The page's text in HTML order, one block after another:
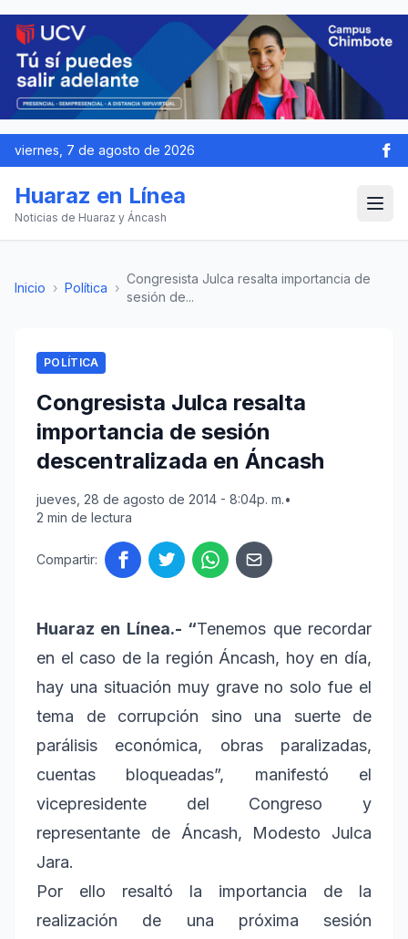
viernes, 7 de agosto de 2026
Huaraz en Línea
Noticias de Huaraz y Áncash
Inicio › Política ›
Congresista Julca resalta importancia de
sesión de...
POLÍTICA
Congresista Julca resalta
importancia de sesión
descentralizada en Áncash
jueves, 28 de agosto de 2014 - 8:04p. m.•
2 min de lectura
Compartir:
Huaraz en Línea.- “Tenemos que recordar
en el caso de la región Áncash, hoy en día,
hay una situación muy grave no solo fue el
tema de corrupción sino una suerte de
parálisis económica, obras paralizadas,
cuentas bloqueadas”, manifestó el
vicepresidente del Congreso y
representante de Áncash, Modesto Julca
Jara.
Por ello resaltó la importancia de la
realización de una próxima sesión